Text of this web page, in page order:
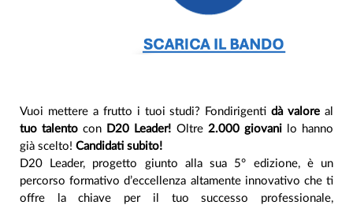
Vuoi mettere a frutto i tuoi studi? Fondirigentidà valore al
tuo talentocon D20 Leader! Oltre 2.000 giovani lo hanno
già scelto! Candidati subito!
D20 Leader, progetto giunto alla sua 5° edizione, è un
percorso formativo d’eccellenza altamente innovativo che ti
offre la chiave per il tuo successo professionale,